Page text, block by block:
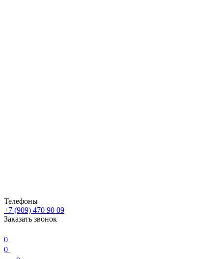
Телефоны
+7 (909) 470 90 09
Заказать звонок
0
0